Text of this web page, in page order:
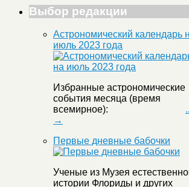
Выбор редакции
Астрономический календарь
июль 2023 года
Избранные астрономические
события месяца (время
всемирное):
→
Первые дневные бабочки
Ученые из Музея
истории Флориды и других